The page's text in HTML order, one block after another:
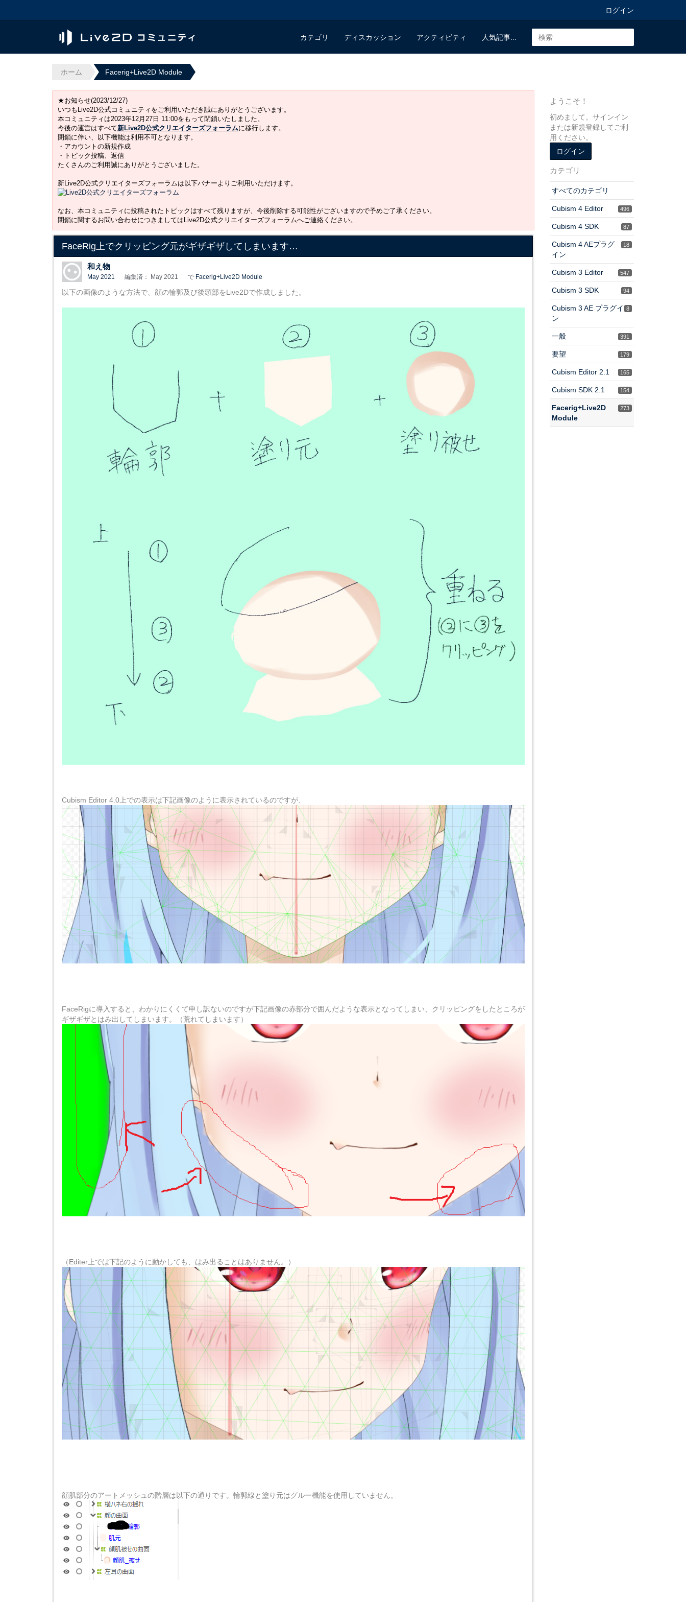
ログイン
カテゴリ ディスカッション アクティビティ 人気記事...
ホーム Facerig+Live2D Module
★お知らせ(2023/12/27)
いつもLive2D公式コミュニティをご利用いただき誠にありがとうございます。
本コミュニティは2023年12月27日 11:00をもって閉鎖いたしました。
今後の運営はすべて新Live2D公式クリエイターズフォーラムに移行します。
閉鎖に伴い、以下機能は利用不可となります。
・アカウントの新規作成
・トピック投稿、返信
たくさんのご利用誠にありがとうございました。
新Live2D公式クリエイターズフォーラムは以下バナーよりご利用いただけます。
なお、本コミュニティに投稿されたトピックはすべて残りますが、今後削除する可能性がございますので予めご了承ください。
閉鎖に関するお問い合わせにつきましてはLive2D公式クリエイターズフォーラムへご連絡ください。
FaceRig上でクリッピング元がギザギザしてしまいます…
和え物
May 2021 編集済： May 2021 で Facerig+Live2D Module
以下の画像のような方法で、顔の輪郭及び後頭部をLive2Dで作成しました。
Cubism Editor 4.0上での表示は下記画像のように表示されているのですが、
FaceRigに導入すると、わかりにくくて申し訳ないのですが下記画像の赤部分で囲んだような表示となってしまい、クリッピングをしたところが
ギザギザとはみ出してしまいます。（荒れてしまいます）
（Editer上では下記のように動かしても、はみ出ることはありません。）
顔肌部分のアートメッシュの階層は以下の通りです。輪郭線と塗り元はグルー機能を使用していません。
ようこそ！
初めまして。サインイン
または新規登録してご利
用ください。
ログイン
カテゴリ
すべてのカテゴリ
496
Cubism 4 Editor
87
Cubism 4 SDK
18
Cubism 4 AEプラグ
イン
547
Cubism 3 Editor
94
Cubism 3 SDK
8
Cubism 3 AE プラグイ
ン
391
一般
179
要望
165
Cubism Editor 2.1
154
Cubism SDK 2.1
273
Facerig+Live2D
Module